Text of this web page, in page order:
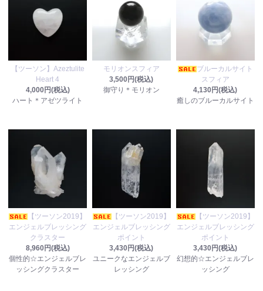
【ツーソン】Azeztulite
Heart 4
4,000円(税込)
ハート＊アゼツライト
モリオンスフィア
3,500円(税込)
御守り＊モリオン
ブルーカルサイト
スフィア
4,130円(税込)
癒しのブルーカルサイト
【ツーソン2019】
エンジェルブレッシング
クラスター
8,960円(税込)
個性的☆エンジェルブレ
ッシングクラスター
【ツーソン2019】
エンジェルブレッシング
ポイント
3,430円(税込)
ユニークなエンジェルブ
レッシング
【ツーソン2019】
エンジェルブレッシング
ポイント
3,430円(税込)
幻想的☆エンジェルブレ
ッシング